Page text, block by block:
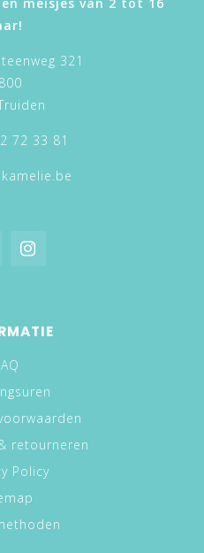
321
72 33 81
retourneren
Policy